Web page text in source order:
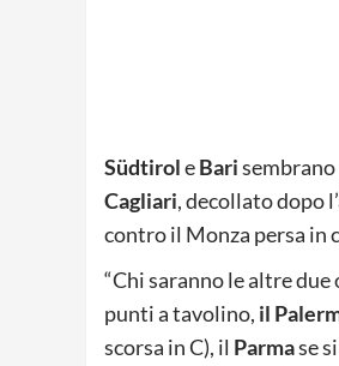
SüdtiroleBarisembrano
Cagliari, decollato dopo
contro il Monza persa in
“Chi saranno le altre
punti a tavolino, il
scorsa in C), il Parmase